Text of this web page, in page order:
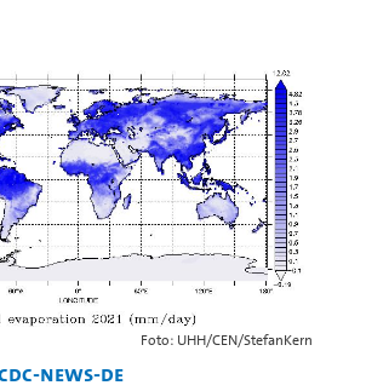
Foto: UHH/CEN/StefanKern
news-de